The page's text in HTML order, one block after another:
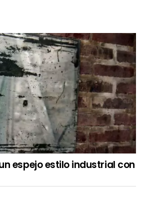
espejo estilo industrial con